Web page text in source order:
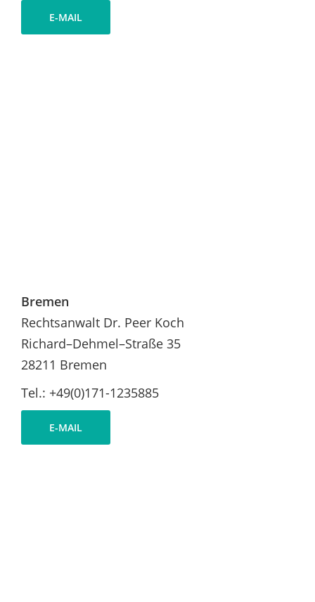
E-MAIL
Bremen
Rechtsanwalt Dr. Peer Koch
Richard–Dehmel–Straße 35
28211 Bremen
Tel.: +49(0)171-1235885
E-MAIL